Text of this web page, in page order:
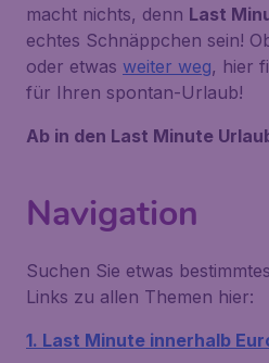
macht nichts, denn Last
echtes Schnäppchen sein!
oder etwas weiter weg, hier
für Ihren spontan-Urlaub!
Ab in den Last Minute
Navigation
Suchen Sie etwas
Links zu allen Themen hier:
1. Last Minute innerhalb